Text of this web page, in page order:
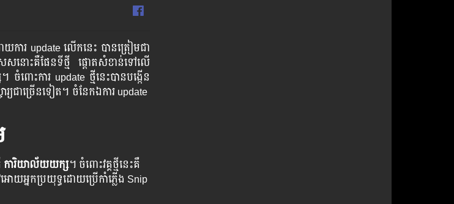
យ​ការ​ update ​លើក​នេះ​ ​បាន​ត្រៀម​ជា​
ស​នោះ​គឺ​ផែន​ទី​ថ្មី​ ​ផ្តោត​សំខាន់​ទៅ​លើ​
ចំពោះ​​​​​​​​​​ការ​​​​​​ ​​​update​ ​​​​​ថ្មី​​​​​នេះ​​​​​បាន​​​​​​បង្កើន​​​​​​​
យ​​​ជា​​​​​ច្រើន​​​​ទៀត​​។ ​​​ចំនែក​​​ឯ​​​ការ​ update​
ការិយាល័យយក្ស។ ​ចំពោះ​វគ្គ​ថ្មី​នេះ​គឺ​​
ោយ​អ្នក​ប្រយុទ្ធ​ដោយ​ប្រើ​កាំ​ភ្លើង​ Snip​